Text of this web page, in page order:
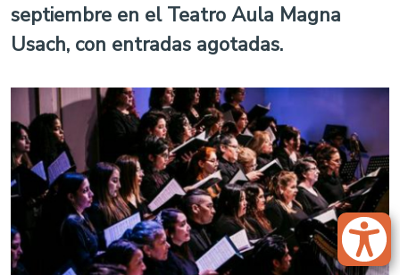
septiembre en el Teatro Aula Magna
Usach, con entradas agotadas.